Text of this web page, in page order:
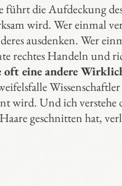
die Aufdeckung
wird. Wer einmal
ausdenken. Wer
rechtes Handeln und
oft eine andere
wird. Und ich
geschnitten hat,